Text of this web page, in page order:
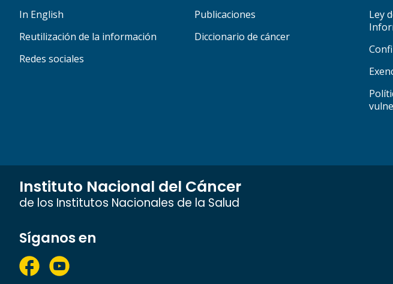
In English
Reutilización de la información
Redes sociales
Publicaciones
Diccionario de cáncer
Ley
Instituto Nacional del Cáncer
de los Institutos Nacionales de la Salud
Síganos en